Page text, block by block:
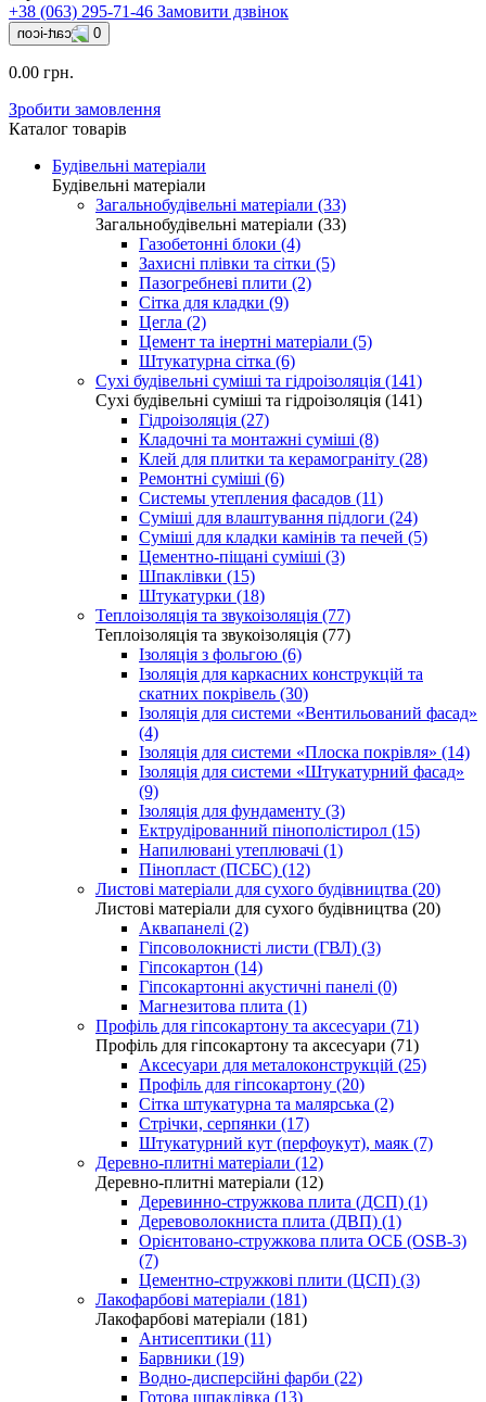
+38 (063) 295-71-46 Замовити дзвінок
0
0.00 грн.
Зробити замовлення
Каталог товарів
Будівельні матеріали
Будівельні матеріали
Загальнобудівельні матеріали (33)
Загальнобудівельні матеріали (33)
Газобетонні блоки (4)
Захисні плівки та сітки (5)
Пазогребневі плити (2)
Сітка для кладки (9)
Цегла (2)
Цемент та інертні матеріали (5)
Штукатурна сітка (6)
Сухі будівельні суміші та гідроізоляція (141)
Сухі будівельні суміші та гідроізоляція (141)
Гідроізоляція (27)
Кладочні та монтажні суміші (8)
Клей для плитки та керамограніту (28)
Ремонтні суміші (6)
Системы утепления фасадов (11)
Суміші для влаштування підлоги (24)
Суміші для кладки камінів та печей (5)
Цементно-піщані суміші (3)
Шпаклівки (15)
Штукатурки (18)
Теплоізоляція та звукоізоляція (77)
Теплоізоляція та звукоізоляція (77)
Ізоляція з фольгою (6)
Ізоляція для каркасних конструкцій та
скатних покрівель (30)
Ізоляція для системи «Вентильований фасад»
(4)
Ізоляція для системи «Плоска покрівля» (14)
Ізоляція для системи «Штукатурний фасад»
(9)
Ізоляція для фундаменту (3)
Ектрудірованний пінополістирол (15)
Напилювані утеплювачі (1)
Пінопласт (ПСБС) (12)
Листові матеріали для сухого будівництва (20)
Листові матеріали для сухого будівництва (20)
Аквапанелі (2)
Гіпсоволокнисті листи (ГВЛ) (3)
Гіпсокартон (14)
Гіпсокартонні акустичні панелі (0)
Магнезитова плита (1)
Профіль для гіпсокартону та аксесуари (71)
Профіль для гіпсокартону та аксесуари (71)
Аксесуари для металоконструкцій (25)
Профіль для гіпсокартону (20)
Сітка штукатурна та малярська (2)
Стрічки, серпянки (17)
Штукатурний кут (перфоукут), маяк (7)
Деревно-плитні матеріали (12)
Деревно-плитні матеріали (12)
Деревинно-стружкова плита (ДСП) (1)
Деревоволокниста плита (ДВП) (1)
Орієнтовано-стружкова плита ОСБ (OSB-3)
(7)
Цементно-стружкові плити (ЦСП) (3)
Лакофарбові матеріали (181)
Лакофарбові матеріали (181)
Антисептики (11)
Барвники (19)
Водно-дисперсійні фарби (22)
Готова шпаклівка (13)